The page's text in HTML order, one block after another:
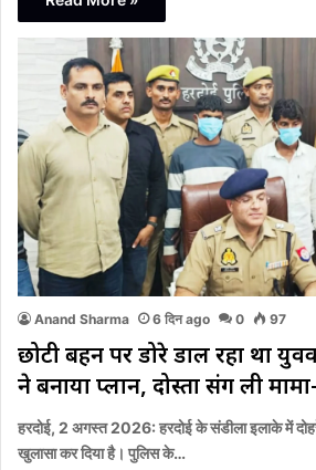
Anand Sharma 6 दिन ago 0 97
छोटी बहन पर डोरे डाल रहा था
ने बनाया प्लान, दोस्तों संग ली
हरदोई, 2 अगस्त 2026: हरदोई के संडीला इलाके में
खुलासा कर दिया है। पुलिस के…